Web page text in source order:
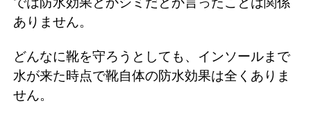
ありません。
どんなに靴を守ろうとしても、インソールまで
水が来た時点で靴自体の防水効果は全くありま
せん。